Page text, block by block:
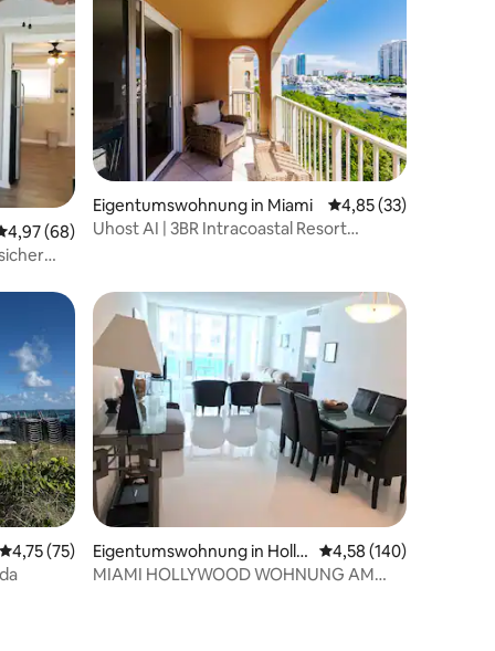
Bewertungen Bewertung: 4,97 von 5, 68 Bewertungen
4,97 (68)
Eigentumswohnung in Miami Durchschnittliche
4,85 (33)
Uhost AI | 3BR Intracoastal Resort
Bewertungen
Durchschnittliche Bewertung: 4,75 von 5, 75 Bewertungen
4,75 (75)
Eigentumswohnung in Holly
wood
Durchschnittliche
4,58 (140)
MIAMI HOLLYWOOD WOHNUNG AM